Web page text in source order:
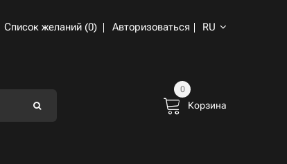
Список желаний (0) Авторизоваться RU
Корзина
0